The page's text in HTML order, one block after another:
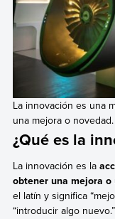
La innovación es una
una mejora o novedad.
¿Qué es la
La innovación es la
obtener una mejora o
el latín y significa
“introducir algo nuevo.”